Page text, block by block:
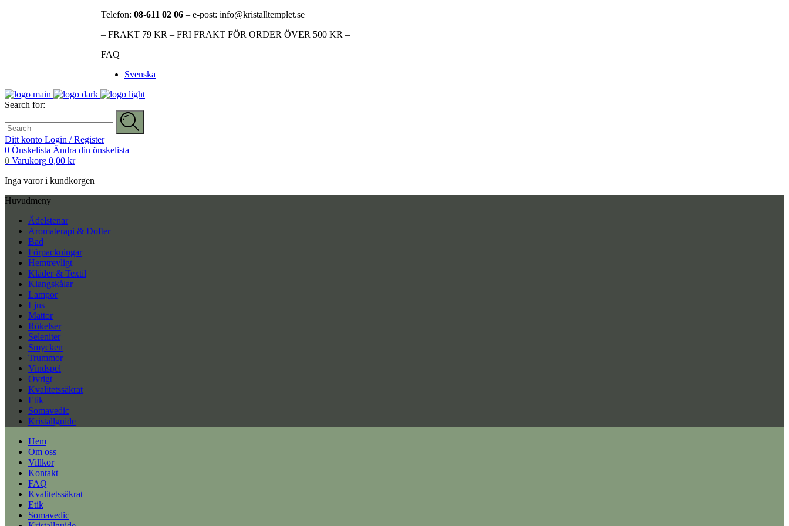
Telefon: 08-611 02 06 – e-post: info@kristalltemplet.se
– FRAKT 79 KR – FRI FRAKT FÖR ORDER ÖVER 500 KR –
FAQ
Svenska
Search for:
Ditt konto Login / Register
0 Önskelista Ändra din önskelista
0 Varukorg 0,00 kr
Inga varor i kundkorgen
Huvudmeny
Ädelstenar
Aromaterapi & Dofter
Bad
Förpackningar
Hemtrevligt
Kläder & Textil
Klangskålar
Lampor
Ljus
Mattor
Rökelser
Seleniter
Smycken
Trummor
Vindspel
Övrigt
Kvalitetssäkrat
Etik
Somavedic
Kristallguide
Hem
Om oss
Villkor
Kontakt
FAQ
Kvalitetssäkrat
Etik
Somavedic